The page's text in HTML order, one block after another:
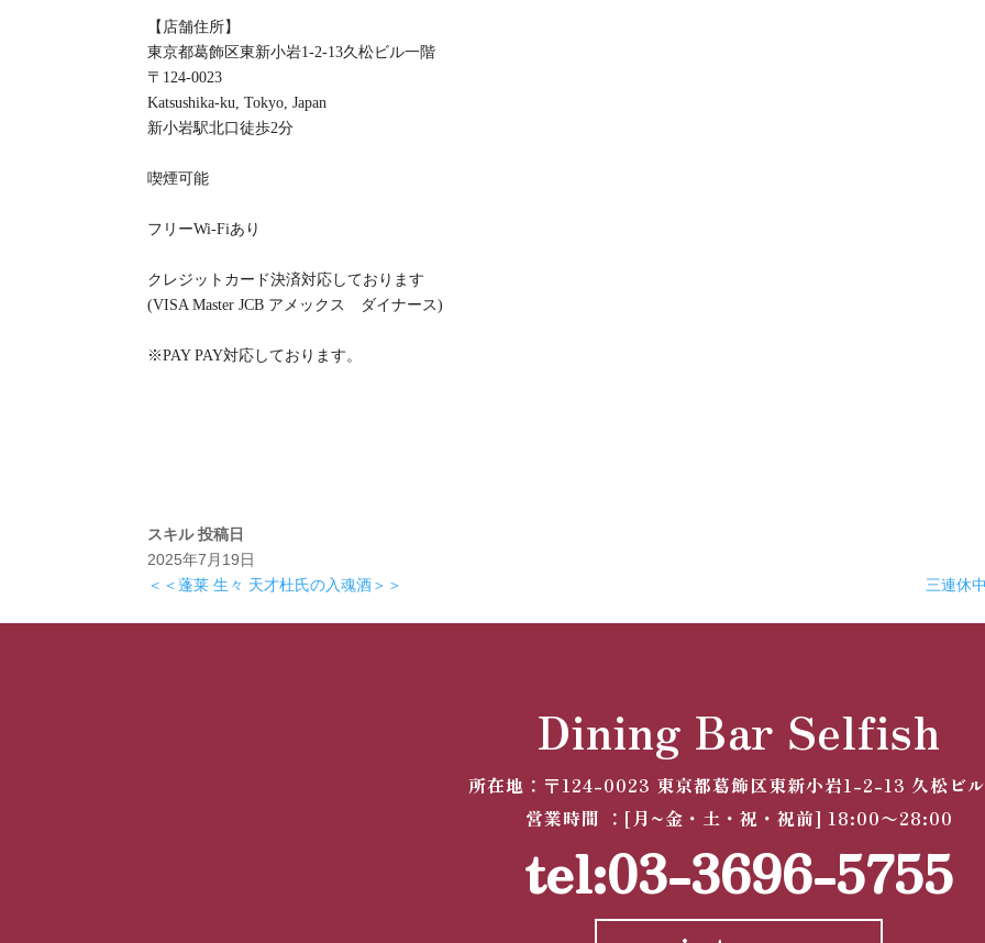
【店舗住所】
東京都葛飾区東新小岩1-2-13久松ビル一階
〒124-0023
Katsushika-ku, Tokyo, Japan
新小岩駅北口徒歩2分
喫煙可能
フリーWi-Fiあり
クレジットカード決済対応しております
(VISA Master JCB アメックス ダイナース)
※PAY PAY対応しております。
スキル 投稿日
2025年7月19日
＜＜蓬莱 生々 天才杜氏の入魂酒＞＞
三連休
Dining Bar Selfish
所在地： 〒124-0023 東京都葛飾区東新小岩1-2-13 久松ビ
営業時間 ：[月~金・土・祝・祝前] 18:00〜28:00
tel:03-3696-5755